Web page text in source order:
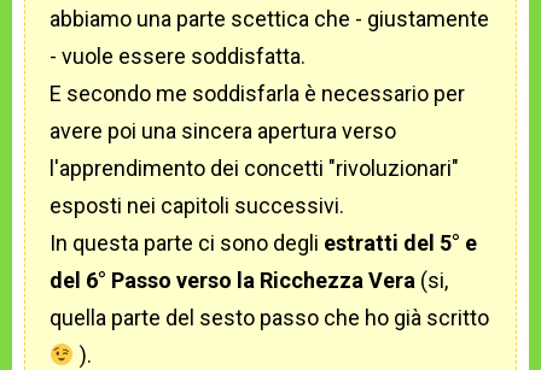
abbiamo una parte scettica che - giustamente
- vuole essere soddisfatta.
E secondo me soddisfarla è necessario per
avere poi una sincera apertura verso
l'apprendimento dei concetti "rivoluzionari"
esposti nei capitoli successivi.
In questa parte ci sono degli estratti del 5° e
del 6° Passo verso la Ricchezza Vera (si,
quella parte del sesto passo che ho già scritto
).